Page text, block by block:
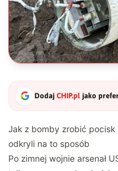
DodajCHIP.pl jako
Jak z bomby zrobić pocisk
odkryli na to sposób
Po zimnej wojnie arsenał